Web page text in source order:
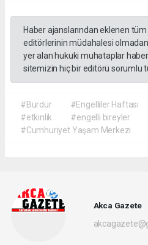
Haber ajanslarından eklenen
editörlerinin müdahalesi olmadan
yer alan hukuki muhataplar
sitemizin hiç bir editörü sorumlu
#Burdur #Engelliler Haftası
#etkinlik
#engelli bireyler
#Cumhuriyet Yaşam Merkezi
Akca Gazete